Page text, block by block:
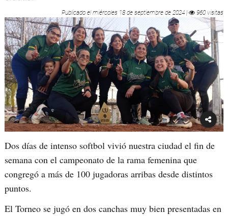
Publicado elmiércoles 18 de septiembre de 2024 | 960 visitas
Dos días de intenso softbol vivió nuestra ciudad el fin de
semana con el campeonato de la rama femenina que
congregó a más de 100 jugadoras arribas desde distintos
puntos.
El Torneo se jugó en dos canchas muy bien presentadas en